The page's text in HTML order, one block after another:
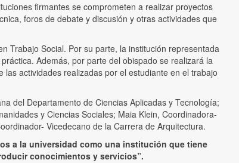
firmantes se comprometen a realizar proyectos
foros de debate y discusión y otras actividades que
Trabajo Social. Por su parte, la institución representada
Además, por parte del obispado se realizará la
actividades realizadas por el estudiante en el trabajo
del Departamento de Ciencias Aplicadas y Tecnología;
y Ciencias Sociales; Maia Klein, Coordinadora-
Vicedecano de la Carrera de Arquitectura.
a la universidad como una institución que tiene
conocimientos y servicios”.